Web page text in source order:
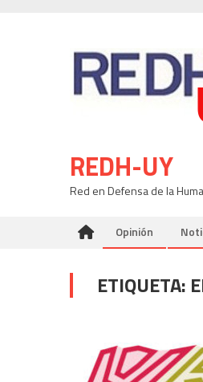
REDH-UY
Red en Defensa de la
Opinión
ETIQUETA: